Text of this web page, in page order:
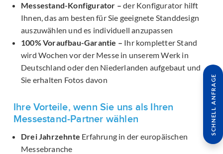
Messestand-Konfigurator – der Konfigurator hilft
Ihnen, das am besten für Sie geeignete Standdesign
auszuwählen und es individuell anzupassen
100% Voraufbau-Garantie – Ihr kompletter Stand
wird Wochen vor der Messe in unserem Werk in
Deutschland oder den Niederlanden aufgebaut und
Sie erhalten Fotos davon
Ihre Vorteile, wenn Sie uns als Ihren
Messestand-Partner wählen
Drei Jahrzehnte Erfahrung in der europäischen
Messebranche
SCHNELL ANFRAGE